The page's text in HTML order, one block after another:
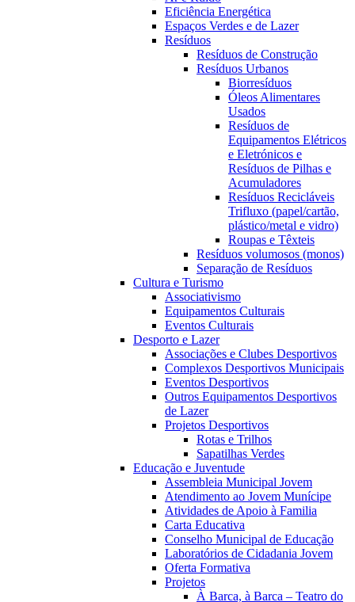
Eficiência Energética
Espaços Verdes e de Lazer
Resíduos
Resíduos de Construção
Resíduos Urbanos
Biorresíduos
Óleos Alimentares
Usados
Resíduos de
Equipamentos Elétricos
e Eletrónicos e
Resíduos de Pilhas e
Acumuladores
Resíduos Recicláveis
Trifluxo (papel/cartão,
plástico/metal e vidro)
Roupas e Têxteis
Resíduos volumosos (monos)
Separação de Resíduos
Cultura e Turismo
Associativismo
Equipamentos Culturais
Eventos Culturais
Desporto e Lazer
Associações e Clubes Desportivos
Complexos Desportivos Municipais
Eventos Desportivos
Outros Equipamentos Desportivos
de Lazer
Projetos Desportivos
Rotas e Trilhos
Sapatilhas Verdes
Educação e Juventude
Assembleia Municipal Jovem
Atendimento ao Jovem Munícipe
Atividades de Apoio à Familia
Carta Educativa
Conselho Municipal de Educação
Laboratórios de Cidadania Jovem
Oferta Formativa
Projetos
À Barca, à Barca – Teatro do